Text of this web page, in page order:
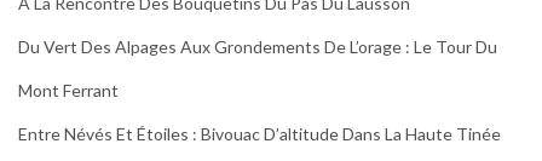
Du Vert Des Alpages Aux Grondements De L’orage : Le Tour Du
Mont Ferrant
Entre Névés Et Étoiles : Bivouac D’altitude Dans La Haute Tinée